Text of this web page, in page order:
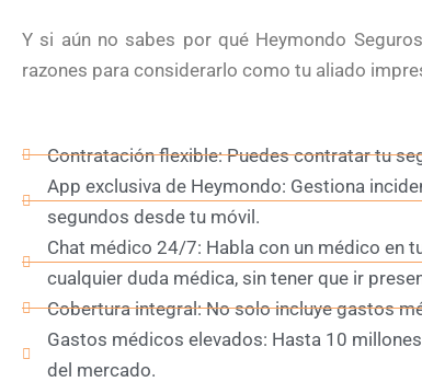
Y si aún no sabes por qué Heymondo
razones para considerarlo como tu aliado
Contratación flexible: Puedes contratar tu
App exclusiva de Heymondo: Gestiona
segundos desde tu móvil.
Chat médico 24/7: Habla con un médico en
cualquier duda médica, sin tener que ir
Cobertura integral: No solo incluye gastos
Gastos médicos elevados: Hasta 10
del mercado.